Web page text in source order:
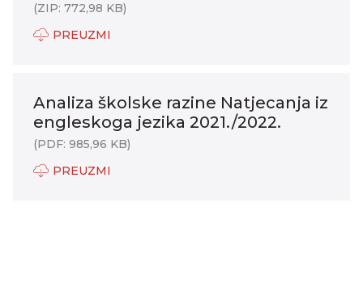
(ZIP: 772,98 KB)
PREUZMI
Analiza školske razine Natjecanja iz
engleskoga jezika 2021./2022.
(PDF: 985,96 KB)
PREUZMI